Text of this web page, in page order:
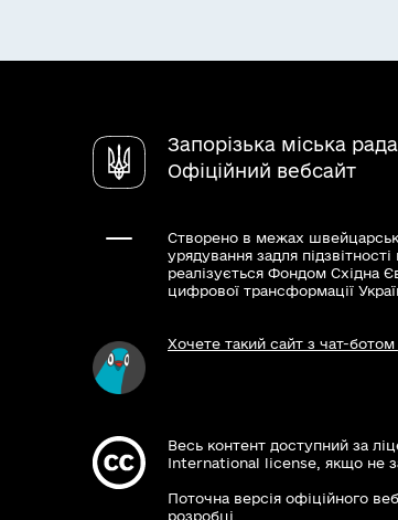
Запорізька міська рада
Офіційний вебсайт
Створено в межах
урядування задля
реалізується Фондом Східна
цифрової трансформації
Хочете такий сайт з чат-
Весь контент доступний за
International license, якщо не
Поточна версія офіційного
розробці.